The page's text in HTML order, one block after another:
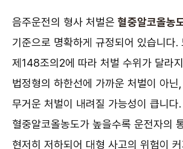
음주운전의 형사 처벌은 혈중알코올농
기준으로 명확하게 규정되어 있습니다.
제148조의2에 따라 처벌 수위가 달라
법정형의 하한선에 가까운 처벌이 아닌
무거운 처벌이 내려질 가능성이 큽니다.
혈중알코올농도가 높을수록 운전자의
현저히 저하되어 대형 사고의 위험이 커